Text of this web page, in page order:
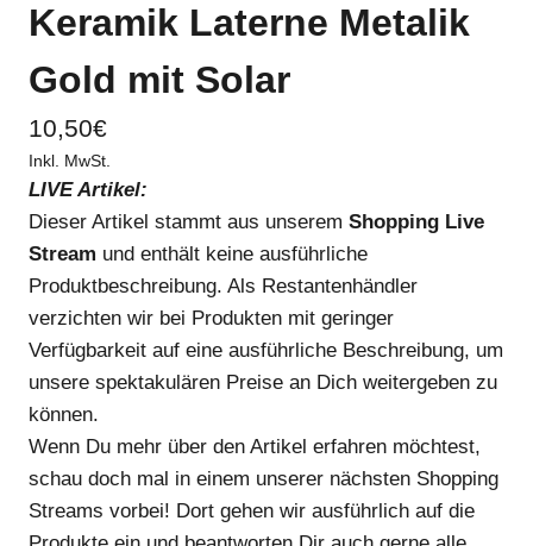
Keramik Laterne Metalik
Gold mit Solar
10,50€
Inkl. MwSt.
LIVE Artikel:
Dieser Artikel stammt aus unserem Shopping Live
Stream und enthält keine ausführliche
Produktbeschreibung. Als Restantenhändler
verzichten wir bei Produkten mit geringer
Verfügbarkeit auf eine ausführliche Beschreibung, um
unsere spektakulären Preise an Dich weitergeben zu
können.
Wenn Du mehr über den Artikel erfahren möchtest,
schau doch mal in einem unserer nächsten Shopping
Streams vorbei! Dort gehen wir ausführlich auf die